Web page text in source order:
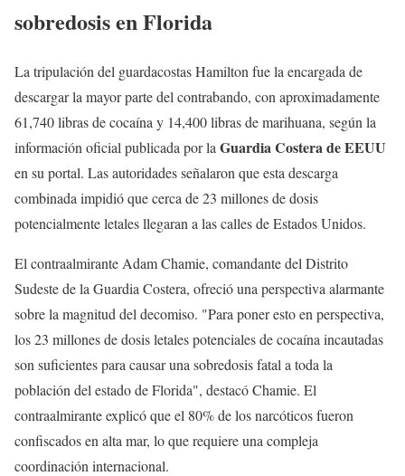
sobredosis en Florida
La tripulación del guardacostas Hamilton fue la encargada de
descargar la mayor parte del contrabando, con aproximadamente
61,740 libras de cocaína y 14,400 libras de marihuana, según la
información oficial publicada por la Guardia Costera de EEUU
en su portal. Las autoridades señalaron que esta descarga
combinada impidió que cerca de 23 millones de dosis
potencialmente letales llegaran a las calles de Estados Unidos.
El contraalmirante Adam Chamie, comandante del Distrito
Sudeste de la Guardia Costera, ofreció una perspectiva alarmante
sobre la magnitud del decomiso. "Para poner esto en perspectiva,
los 23 millones de dosis letales potenciales de cocaína incautadas
son suficientes para causar una sobredosis fatal a toda la
población del estado de Florida", destacó Chamie. El
contraalmirante explicó que el 80% de los narcóticos fueron
confiscados en alta mar, lo que requiere una compleja
coordinación internacional.